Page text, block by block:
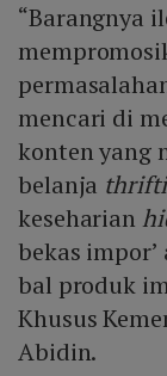
“Barangnya
mencari di
konten yang
belanja
keseharian
bekas impor’
bal produk
Khusus
Abidin.